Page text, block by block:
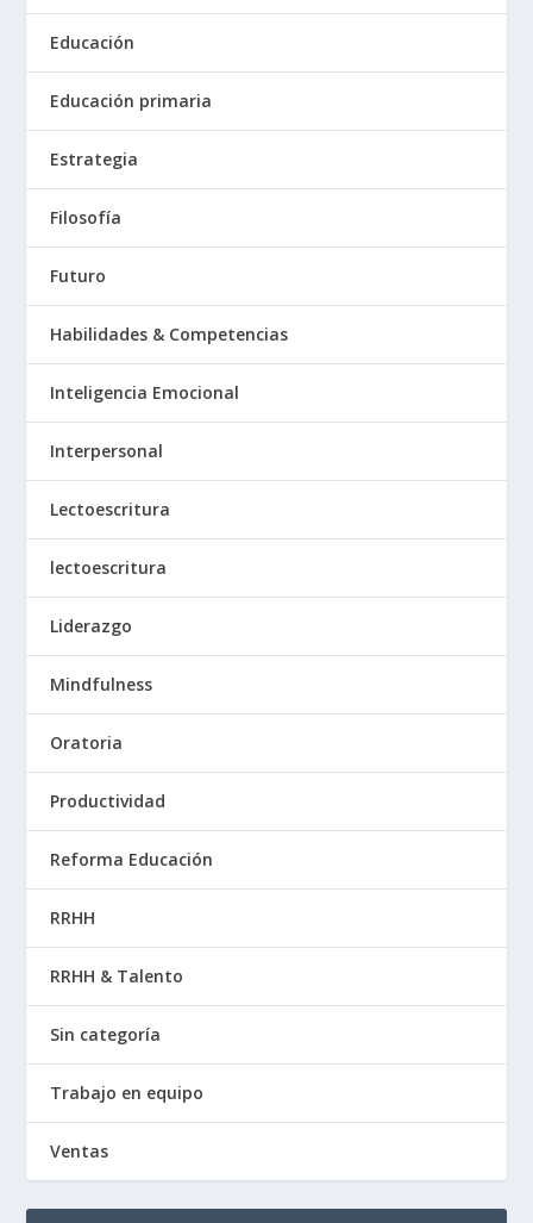
Educación
Educación primaria
Estrategia
Filosofía
Futuro
Habilidades & Competencias
Inteligencia Emocional
Interpersonal
Lectoescritura
lectoescritura
Liderazgo
Mindfulness
Oratoria
Productividad
Reforma Educación
RRHH
RRHH & Talento
Sin categoría
Trabajo en equipo
Ventas